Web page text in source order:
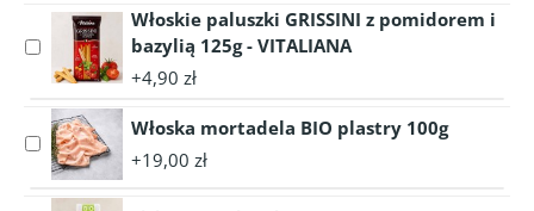
150g
Balsamiczny
Modeny
250
ml
Select
accessory
paluszki
GRISSINI
pomidorem
Włoskie paluszki GRISSINI z pomidorem i
bazylią 125g - VITALIANA
+4,90 zł
Select
accessory
Włoska
Włoska mortadela BIO plastry 100g
+19,00 zł